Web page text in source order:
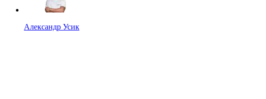
Александр Усик